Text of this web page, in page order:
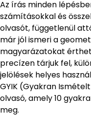
Az írás minden
számításokkal és
olvasót, függetlenül
már jól ismeri a
magyarázatokat
precízen tárjuk fel,
jelölések helyes
GYIK (Gyakran
olvasó, amely 10
meg.